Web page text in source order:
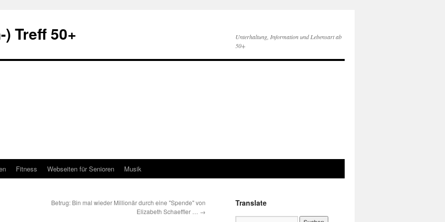
Treff 50+
Unterhaltung, Information und Lebensart ab
50+
Fitness Webseiten für Senioren Musik
Betrug: Bin mal wieder Millionär durch eine "Spende" von
Elizabeth Schaeffler … →
Translate